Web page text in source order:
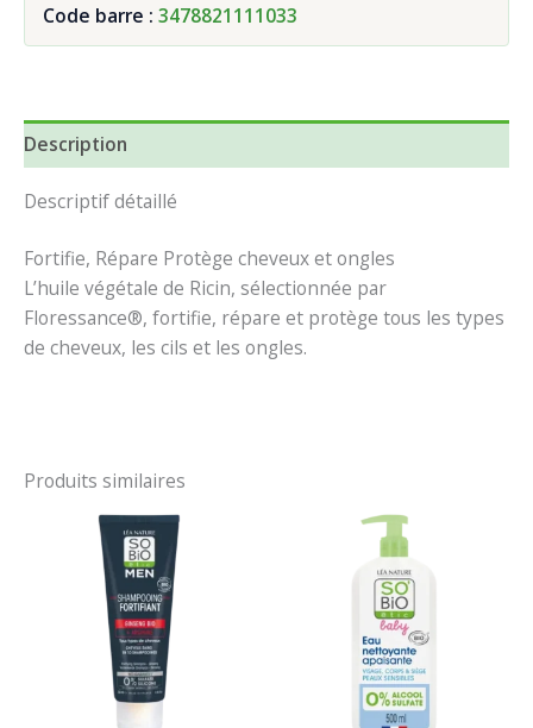
Code barre : 3478821111033
Description
Descriptif détaillé
Fortifie, Répare Protège cheveux et ongles
L’huile végétale de Ricin, sélectionnée par
Floressance®, fortifie, répare et protège tous les types
de cheveux, les cils et les ongles.
Produits similaires